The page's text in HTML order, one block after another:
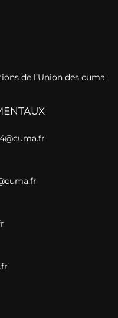
de l’Union des cuma